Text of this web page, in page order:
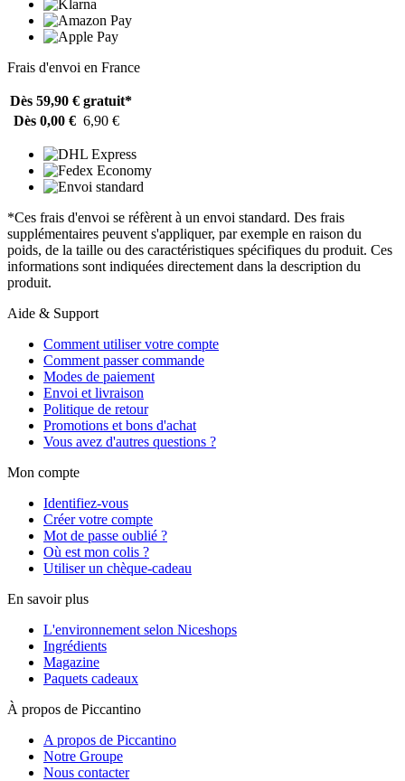
Frais d'envoi en France
Dès 59,90 € gratuit*
Dès 0,00 € 6,90 €
*Ces frais d'envoi se réfèrent à un envoi standard. Des frais
supplémentaires peuvent s'appliquer, par exemple en raison du
poids, de la taille ou des caractéristiques spécifiques du produit. Ces
informations sont indiquées directement dans la description du
produit.
Aide & Support
Comment utiliser votre compte
Comment passer commande
Modes de paiement
Envoi et livraison
Politique de retour
Promotions et bons d'achat
Vous avez d'autres questions ?
Mon compte
Identifiez-vous
Créer votre compte
Mot de passe oublié ?
Où est mon colis ?
Utiliser un chèque-cadeau
En savoir plus
L'environnement selon Niceshops
Ingrédients
Magazine
Paquets cadeaux
À propos de Piccantino
A propos de Piccantino
Notre Groupe
Nous contacter